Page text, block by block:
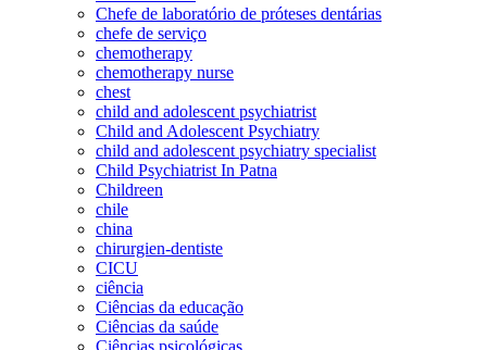
Chefe de laboratório de próteses dentárias
chefe de serviço
chemotherapy
chemotherapy nurse
chest
child and adolescent psychiatrist
Child and Adolescent Psychiatry
child and adolescent psychiatry specialist
Child Psychiatrist In Patna
Childreen
chile
china
chirurgien-dentiste
CICU
ciência
Ciências da educação
Ciências da saúde
Ciências psicológicas